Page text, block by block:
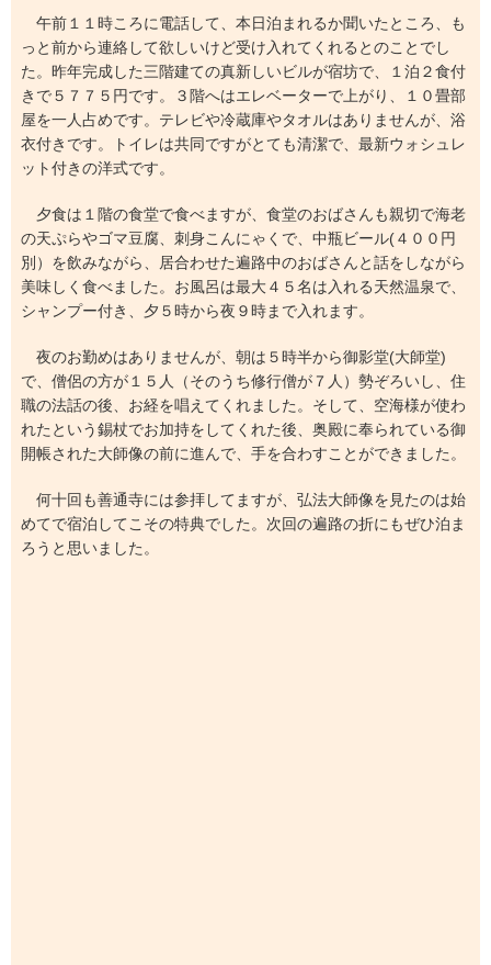
午前１１時ころに電話して、本日泊まれるか聞いたところ、も
っと前から連絡して欲しいけど受け入れてくれるとのことでし
た。昨年完成した三階建ての真新しいビルが宿坊で、１泊２食付
きで５７７５円です。３階へはエレベーターで上がり、１０畳部
屋を一人占めです。テレビや冷蔵庫やタオルはありませんが、浴
衣付きです。トイレは共同ですがとても清潔で、最新ウォシュレ
ット付きの洋式です。
夕食は１階の食堂で食べますが、食堂のおばさんも親切で海老
の天ぷらやゴマ豆腐、刺身こんにゃくで、中瓶ビール(４００円
別）を飲みながら、居合わせた遍路中のおばさんと話をしながら
美味しく食べました。お風呂は最大４５名は入れる天然温泉で、
シャンプー付き、夕５時から夜９時まで入れます。
夜のお勤めはありませんが、朝は５時半から御影堂(大師堂)
で、僧侶の方が１５人（そのうち修行僧が７人）勢ぞろいし、住
職の法話の後、お経を唱えてくれました。そして、空海様が使わ
れたという錫杖でお加持をしてくれた後、奥殿に奉られている御
開帳された大師像の前に進んで、手を合わすことができました。
何十回も善通寺には参拝してますが、弘法大師像を見たのは始
めてで宿泊してこその特典でした。次回の遍路の折にもぜひ泊ま
ろうと思いました。